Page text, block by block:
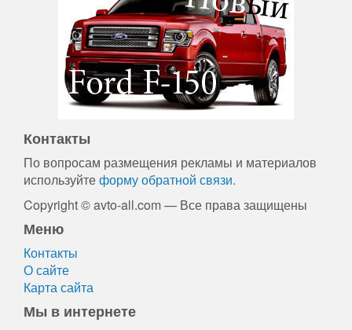
Контакты
По вопросам размещения рекламы и материалов
используйтеформу обратной связи.
Copyright © avto-all.com — Все права защищены
Меню
Контакты
О сайте
Карта сайта
Мы в интернете